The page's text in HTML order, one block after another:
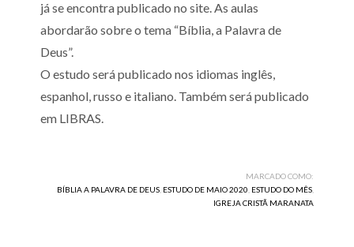
já se encontra publicado no site. As aulas
abordarão sobre o tema “Bíblia, a Palavra de
Deus”.
O estudo será publicado nos idiomas inglês,
espanhol, russo e italiano. Também será publicado
em LIBRAS.
MARCADO COMO:
BÍBLIA A PALAVRA DE DEUS ESTUDO DE MAIO 2020 ESTUDO DO MÊS
IGREJA CRISTÃ MARANATA